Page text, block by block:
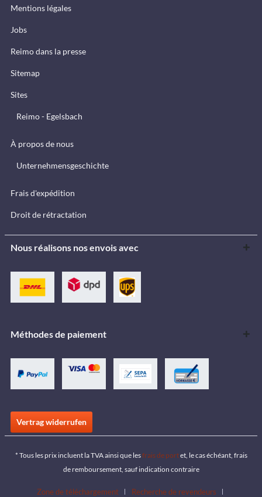
Mentions légales
Jobs
Reimo dans la presse
Sitemap
Sites
Reimo - Egelsbach
À propos de nous
Unternehmensgeschichte
Frais d'expédition
Droit de rétractation
Nous réalisons nos envois avec
Méthodes de paiement
Vertrag widerrufen
* Tous les prix incluent la TVA ainsi que lesfrais de portet, le cas échéant, frais
de remboursement, sauf indication contraire
Zone de téléchargement Recherche de revendeurs